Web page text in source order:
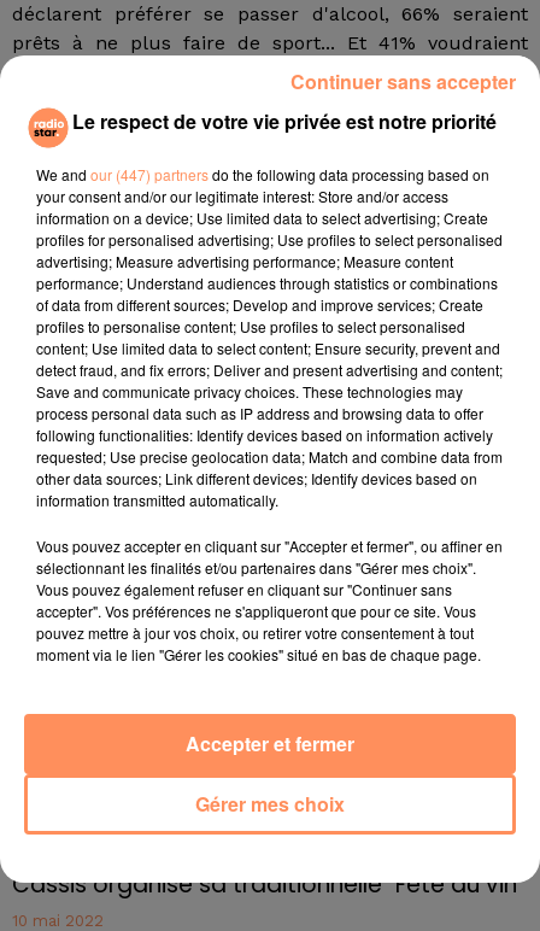
déclarent préférer se passer d'alcool, 66% seraient
prêts à ne plus faire de sport... Et 41% voudraient
Une véritable addiction, qui touche surtout les 15-25
ans. La dépendance au mobile concerne 84% de cette
tranche d'âge, et un quart d'entre eux gardent leur
téléphone à portée de main pendant les repas de
famille ou lors de spectacles.
L'étude revient aussi sur les pratiques de 12-14 ans,
dont 90% possèdent déjà un téléphone mobile.
Illustration de l'évolution de la consommation, ils sont
70% à préférer visionner des vidéos sur internet plutôt
que de regarder la télévision. 78% sont connectés aux
réseaux sociaux.
fil actus
Radio Star Live avec Dadju
27 juin 2022
Marseille : une application pour mettre en
relation extras et...
Le cocholed pour jouer à la pétanque
jusqu'au bout de la nuit !
Toulon : des quais électrifiés pour 2023 !
Cassis organise sa traditionnelle "Fête du vin"
10 mai 2022
Le respect de votre vie privée est notre priorité
We and our (447) partnersdo the following data processing based on
your consent and/or our legitimate interest: Store and/or access
information on a device; Use limited data to select advertising; Create
profiles for personalised advertising; Use profiles to select personalised
advertising; Measure advertising performance; Measure content
performance; Understand audiences through statistics or combinations
of data from different sources; Develop and improve services; Create
profiles to personalise content; Use profiles to select personalised
content; Use limited data to select content; Ensure security, prevent and
detect fraud, and fix errors; Deliver and present advertising and content;
Save and communicate privacy choices. These technologies may
process personal data such as IP address and browsing data to offer
following functionalities: Identify devices based on information actively
requested; Use precise geolocation data; Match and combine data from
other data sources; Link different devices; Identify devices based on
information transmitted automatically.
Vous pouvez accepter en cliquant sur "Accepter et fermer", ou affiner en
sélectionnant les finalités et/ou partenaires dans "Gérer mes choix".
Vous pouvez également refuser en cliquant sur "Continuer sans
accepter". Vos préférences ne s'appliqueront que pour ce site. Vous
pouvez mettre à jour vos choix, ou retirer votre consentement à tout
moment via le lien "Gérer les cookies" situé en bas de chaque page.
Gérer mes choix
Accepter et fermer
Continuer sans accepter